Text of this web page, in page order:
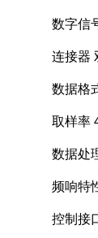
数字信
连接器
数据格
取样率
数据处
频响特
控制接